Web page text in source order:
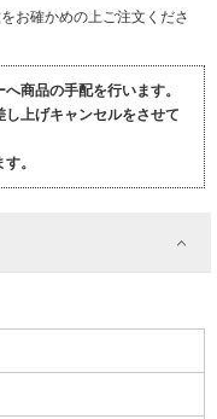
お確かめの上ご注文くださ
商品の手配を行います。
上げキャンセルをさせて
。